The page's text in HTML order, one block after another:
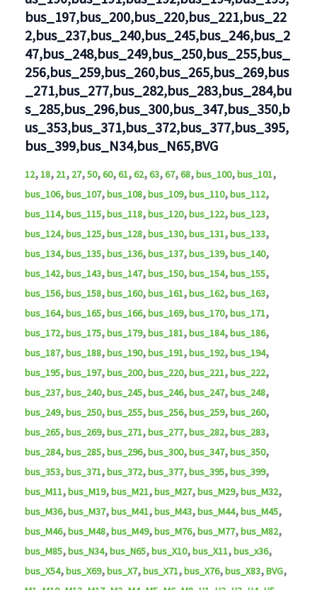
bus_197,bus_200,bus_220,bus_221,bus_22
2,bus_237,bus_240,bus_245,bus_246,bus_2
47,bus_248,bus_249,bus_250,bus_255,bus_
256,bus_259,bus_260,bus_265,bus_269,bus
_271,bus_277,bus_282,bus_283,bus_284,bu
s_285,bus_296,bus_300,bus_347,bus_350,b
us_353,bus_371,bus_372,bus_377,bus_395,
bus_399,bus_N34,bus_N65,BVG
12,18, 21, 27,50,60,61,62,63,67,68,bus_100,bus_101,
bus_106,bus_107,bus_108,bus_109,bus_110,bus_112,
bus_114,bus_115,bus_118,bus_120,bus_122,bus_123,
bus_124,bus_125,bus_128,bus_130,bus_131,bus_133,
bus_134,bus_135,bus_136,bus_137,bus_139,bus_140,
bus_142,bus_143,bus_147,bus_150,bus_154,bus_155,
bus_156,bus_158,bus_160,bus_161,bus_162,bus_163,
bus_164,bus_165,bus_166,bus_169,bus_170,bus_171,
bus_172,bus_175,bus_179,bus_181,bus_184,bus_186,
bus_187,bus_188,bus_190,bus_191,bus_192,bus_194,
bus_195,bus_197,bus_200,bus_220,bus_221,bus_222,
bus_237,bus_240,bus_245,bus_246,bus_247,bus_248,
bus_249,bus_250,bus_255,bus_256,bus_259,bus_260,
bus_265,bus_269,bus_271,bus_277,bus_282,bus_283,
bus_284,bus_285,bus_296,bus_300,bus_347,bus_350,
bus_353,bus_371,bus_372,bus_377,bus_395,bus_399,
bus_M11,bus_M19,bus_M21,bus_M27,bus_M29,bus_M32,
bus_M36,bus_M37,bus_M41,bus_M43,bus_M44,bus_M45,
bus_M46,bus_M48,bus_M49,bus_M76,bus_M77,bus_M82,
bus_M85,bus_N34,bus_N65,bus_X10,bus_X11,bus_x36,
bus_X54,bus_X69,bus_X7,bus_X71,bus_X76,bus_X83,BVG,